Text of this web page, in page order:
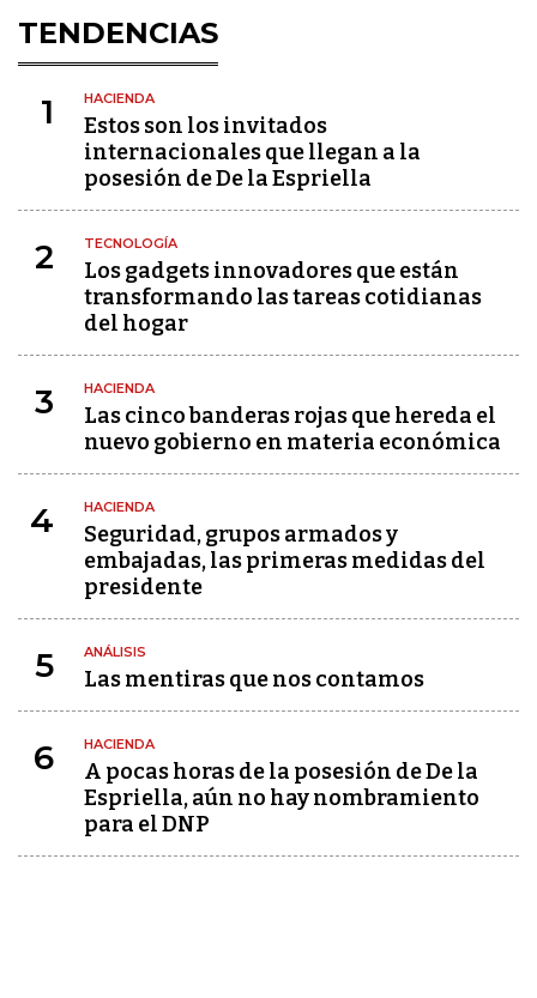
TENDENCIAS
1 HACIENDA
Estos son los invitados
internacionales que llegan a la
posesión de De la Espriella
2 TECNOLOGÍA
Los gadgets innovadores que están
transformando las tareas cotidianas
del hogar
3 HACIENDA
Las cinco banderas rojas que hereda el
nuevo gobierno en materia económica
4 HACIENDA
Seguridad, grupos armados y
embajadas, las primeras medidas del
presidente
5 ANÁLISIS
Las mentiras que nos contamos
6 HACIENDA
A pocas horas de la posesión de De la
Espriella, aún no hay nombramiento
para el DNP